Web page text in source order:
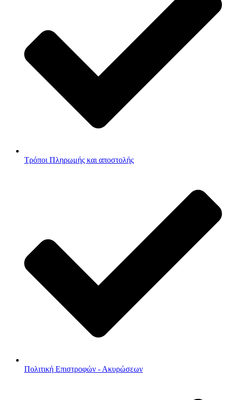
Τρόποι Πληρωμής και αποστολής
Πολιτική Επιστροφών - Ακυρώσεων